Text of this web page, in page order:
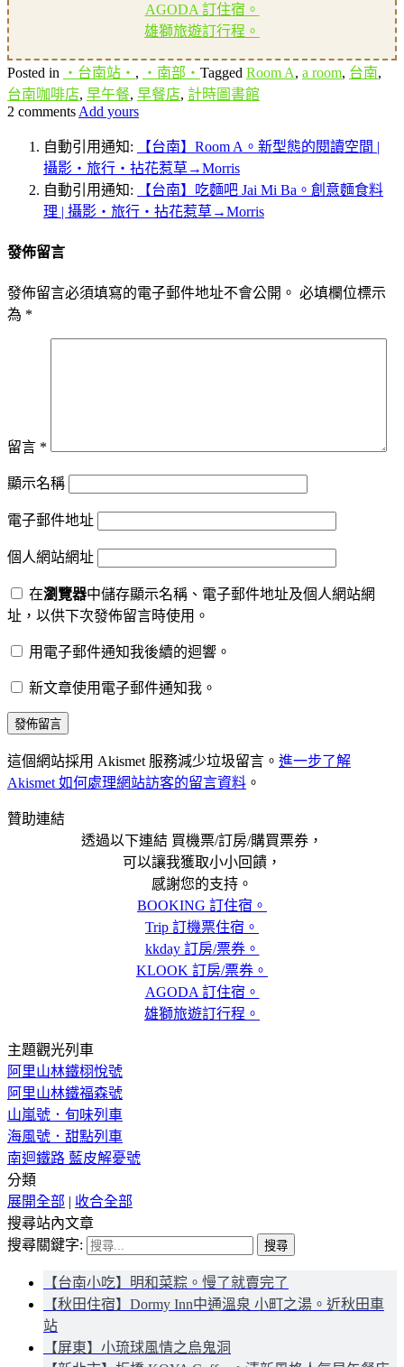
AGODA 訂住宿。
雄獅旅遊訂行程。
Posted in ‧台南站‧ , ‧南部‧ Tagged Room A, a room, 台南,
台南咖啡店, 早午餐, 早餐店, 計時圖書館
2 comments Add yours
自動引用通知:
【台南】Room A。新型態的閱讀空間 |
攝影‧旅行‧拈花惹草→Morris
自動引用通知:
【台南】吃麵吧 Jai Mi Ba。創意麵食料
理 | 攝影‧旅行‧拈花惹草→Morris
發佈留言
發佈留言必須填寫的電子郵件地址不會公開。 必填欄位標示
為 *
留言 *
顯示名稱
電子郵件地址
個人網站網址
在瀏覽器中儲存顯示名稱、電子郵件地址及個人網站網
址，以供下次發佈留言時使用。
用電子郵件通知我後續的迴響。
新文章使用電子郵件通知我。
這個網站採用 Akismet 服務減少垃圾留言。 進一步了解
Akismet 如何處理網站訪客的留言資料 。
贊助連結
透過以下連結 買機票/訂房/購買票券，
可以讓我獲取小小回饋，
感謝您的支持。
BOOKING 訂住宿。
Trip 訂機票住宿。
kkday 訂房/票券。
KLOOK 訂房/票券。
AGODA 訂住宿。
雄獅旅遊訂行程。
主題觀光列車
阿里山林鐵栩悅號
阿里山林鐵福森號
山嵐號．旬味列車
海風號．甜點列車
南迴鐵路 藍皮解憂號
分類
展開全部 | 收合全部
搜尋站內文章
搜尋關鍵字:
【台南小吃】明和菜粽。慢了就賣完了
【秋田住宿】Dormy Inn中通溫泉 小町之湯。近秋田車
站
【屏東】小琉球風情之烏鬼洞